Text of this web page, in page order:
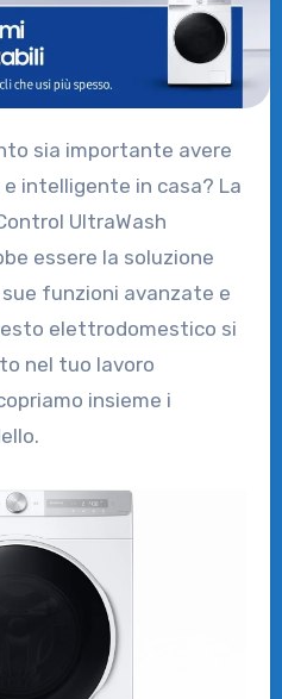
intelligente in casa? La
UltraWash
essere la soluzione
funzioni avanzate e
elettrodomestico si
nel tuo lavoro
insieme i